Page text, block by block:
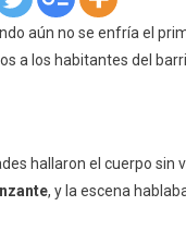
aún no se enfría el
a los habitantes del
hallaron el cuerpo sin
, y la escena